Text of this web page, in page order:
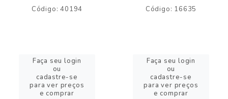
Código: 40194
Faça seu login
ou
cadastre-se
para ver preços
e comprar
Código: 16635
Faça seu login
ou
cadastre-se
para ver preços
e comprar